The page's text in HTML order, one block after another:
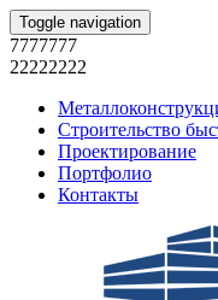
Toggle navigation
7777777
22222222
Строительство
Проектирование
Портфолио
Контакты